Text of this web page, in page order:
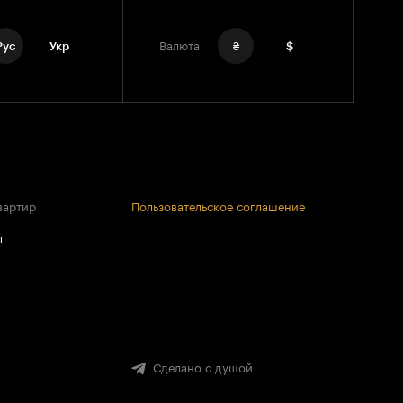
Укр Валюта ₴ $
Пользовательское соглашение
Сделано с душой